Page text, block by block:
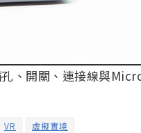
、開關、連接線與
VR 虛擬實境